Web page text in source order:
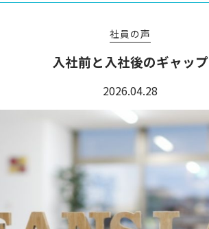
社員の声
入社前と入社後のギャップ
2026.04.28